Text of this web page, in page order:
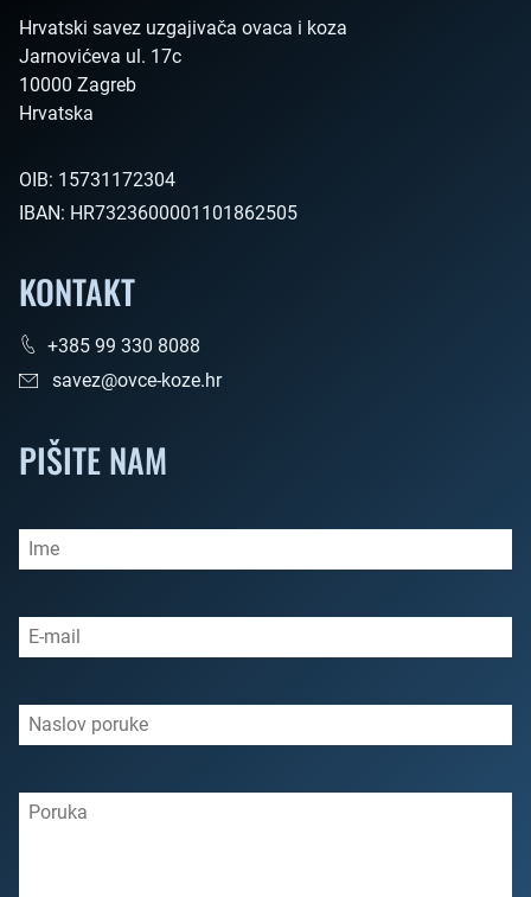
Hrvatski savez uzgajivača ovaca i koza
Jarnovićeva ul. 17c
10000 Zagreb
Hrvatska
OIB: 15731172304
IBAN: HR7323600001101862505
KONTAKT
+385 99 330 8088
savez@ovce-koze.hr
PIŠITE NAM